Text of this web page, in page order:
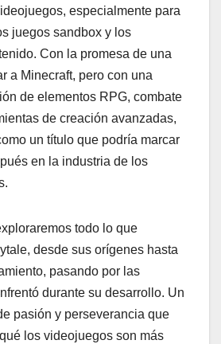
especialmente para
juegos sandbox y los
Con la promesa de una
a Minecraft, pero con una
de elementos RPG, combate
de creación avanzadas,
un título que podría marcar
en la industria de los
todo lo que
desde sus orígenes hasta
pasando por las
durante su desarrollo. Un
pasión y perseverancia que
los videojuegos son más